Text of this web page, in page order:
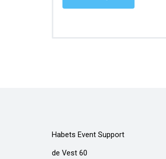
Habets Event Support
de Vest 60